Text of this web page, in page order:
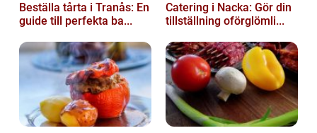
Beställa tårta i Tranås: En
guide till perfekta ba...
Catering i Nacka: Gör din
tillställning oförglömli...